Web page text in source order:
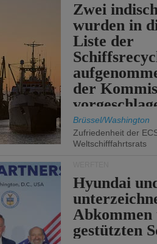
Zwei
wurden in
Liste der
der
Brüssel/Washington
Zufriedenheit der
Weltschifffahrtsrats
Hyundai
gestützten